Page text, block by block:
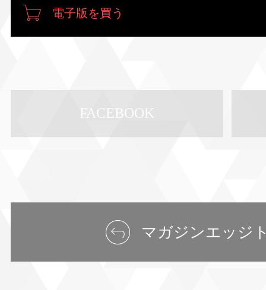
電子版を買う
FACEBOOK
マガジンエッジ